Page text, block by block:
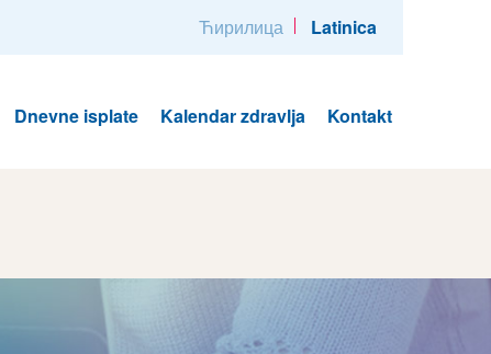
Ћирилица Latinica
Dnevne isplate Kalendar zdravlja Kontakt